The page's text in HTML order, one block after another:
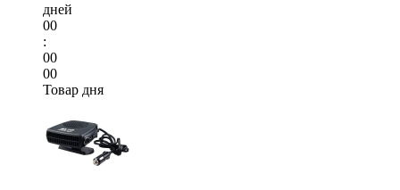
дней
00
:
00
00
Товар дня